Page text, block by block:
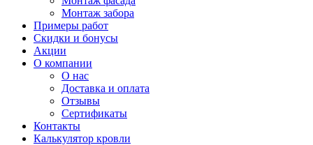
Монтаж забора
Примеры работ
Скидки и бонусы
Акции
О компании
О нас
Доставка и оплата
Отзывы
Сертификаты
Контакты
Калькулятор кровли